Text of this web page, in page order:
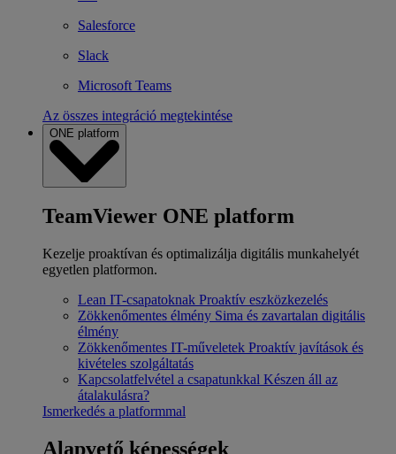
Salesforce
Slack
Microsoft Teams
Az összes integráció megtekintése
ONE platform
TeamViewer ONE platform
Kezelje proaktívan és optimalizálja digitális munkahelyét
egyetlen platformon.
Lean IT-csapatoknak Proaktív eszközkezelés
Zökkenőmentes élmény Sima és zavartalan digitális
élmény
Zökkenőmentes IT-műveletek Proaktív javítások és
kivételes szolgáltatás
Kapcsolatfelvétel a csapatunkkal Készen áll az
átalakulásra?
Ismerkedés a platformmal
Alapvető képességek